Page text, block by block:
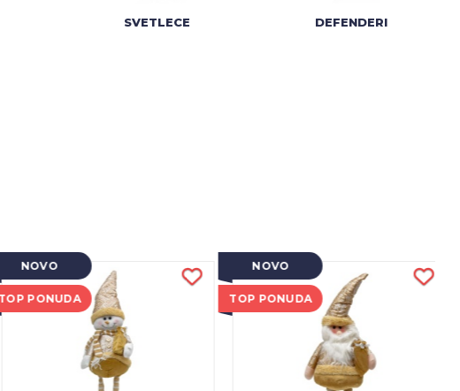
SVETLECE DEFENDERI
NOVO
PONUDA
NOVO
TOP PONUDA